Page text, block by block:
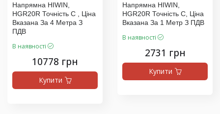
Напрямна HIWIN,
HGR20R Точність C , Ціна
Вказана За 4 Метра З
ПДВ
В наявності
10778 грн
Купити
Напрямна HIWIN,
HGR20R Точність C, Ціна
Вказана За 1 Метр З ПДВ
В наявності
2731 грн
Купити